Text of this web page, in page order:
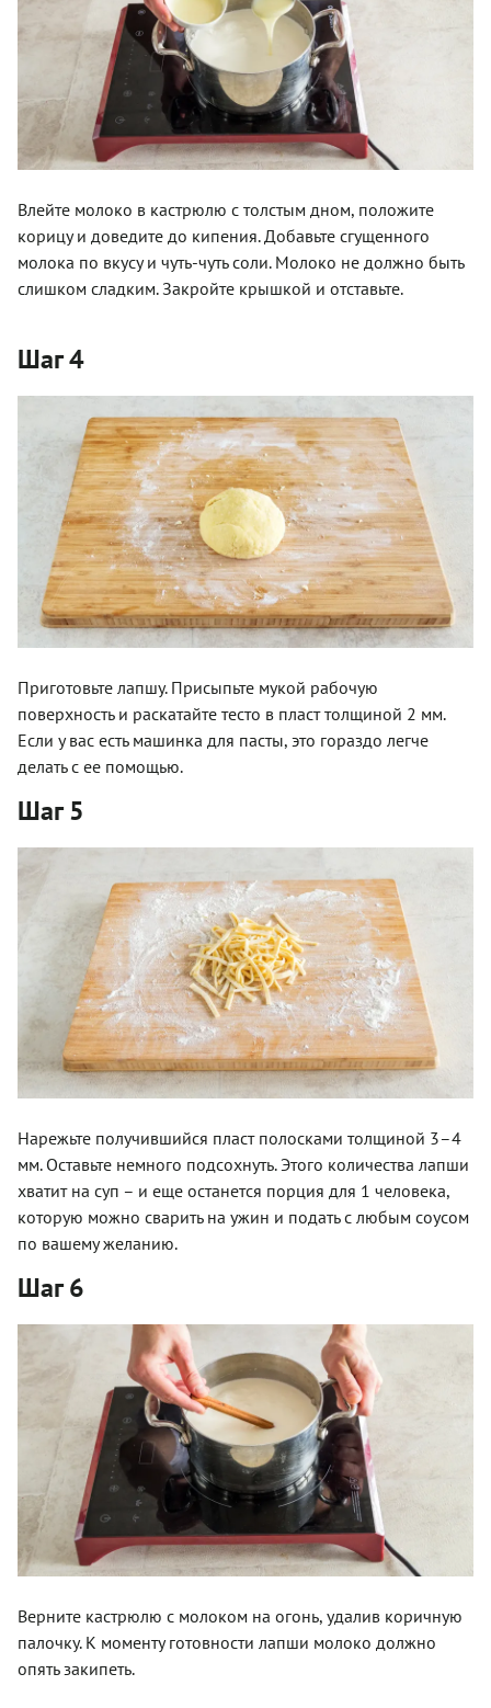
Влейте молоко в кастрюлю с толстым дном, положите
корицу и доведите до кипения. Добавьте сгущенного
молока по вкусу и чуть-чуть соли. Молоко не должно быть
слишком сладким. Закройте крышкой и отставьте.
Шаг 4
Приготовьте лапшу. Присыпьте мукой рабочую
поверхность и раскатайте тесто в пласт толщиной 2 мм.
Если у вас есть машинка для пасты, это гораздо легче
делать с ее помощью.
Шаг 5
Нарежьте получившийся пласт полосками толщиной 3–4
мм. Оставьте немного подсохнуть. Этого количества лапши
хватит на суп – и еще останется порция для 1 человека,
которую можно сварить на ужин и подать с любым соусом
по вашему желанию.
Шаг 6
Верните кастрюлю с молоком на огонь, удалив коричную
палочку. К моменту готовности лапши молоко должно
опять закипеть.